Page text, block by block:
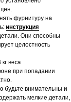
фурнитуру на
инструкция
Они способны
целостность
веса.
при попадании
будьте внимательны и
мелкие детали,